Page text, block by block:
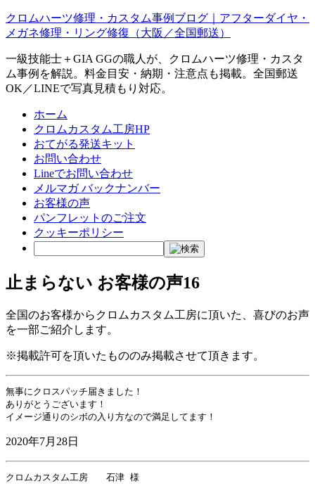
クロムハーツ修理・カスタム事例ブログ｜アフターダイヤ・
メガネ修理・リング修復（大阪／全国郵送）
一級技能士＋GIA GGの職人が、クロムハーツ修理・カスタ
ム事例を解説。料金目安・納期・注意点も掲載。全国郵送
OK／LINEで写真見積もり対応。
ホーム
クロムカスタム工房HP
おてがる発送キット
お問い合わせ
Lineでお問い合わせ
メルマガ バックナンバー
お客様の声
パンフレットのご注文
クッキーポリシー
止まらない お客様の声16
全国のお客様からクロムカスタム工房に頂いた、喜びのお声
を一部ご紹介します。
※掲載許可を頂いたもののみ掲載させて頂きます。
無事にクロスパッチ届きました！
ありがとうございます！
イメージ通りのシボの入り方なので満足してます！
2020年7月28日
クロムカスタム工房　　石津 様